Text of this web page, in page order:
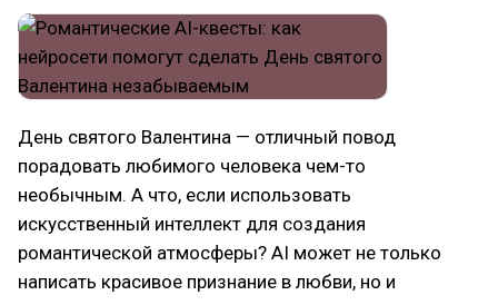
День святого Валентина — отличный повод
порадовать любимого человека чем-то
необычным. А что, если использовать
искусственный интеллект для создания
романтической атмосферы? AI может не только
написать красивое признание в любви, но и